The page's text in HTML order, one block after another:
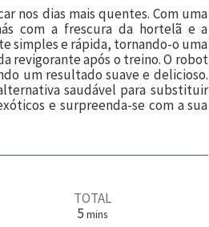
nos dias mais quentes. Com uma
com a frescura da hortelã e a
simples e rápida, tornando-o uma
revigorante após o treino. O robot
um resultado suave e delicioso.
saudável para substituir
e surpreenda-se com a sua
TOTAL
5m
mins